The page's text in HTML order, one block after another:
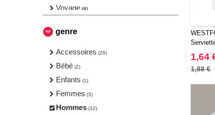
Voyage (4)
genre
Accessoires (28)
Bébé (2)
Enfants (1)
Femmes (3)
Hommes (32)
1,64
1,88 €